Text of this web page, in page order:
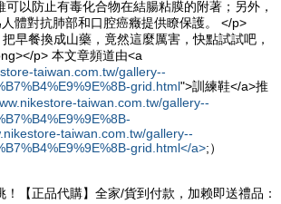
可以防止有毒化合物在結腸粘膜的附著；另外，
體對抗肺部和口腔癌癥提供瞭保護。 </p>
早餐換成山藥，竟然這麼厲害，快點試試吧，
章頻道由<a
taiwan.com.tw/gallery--
grid.html">訓練鞋</a>推
taiwan.com.tw/gallery--
taiwan.com.tw/gallery--
grid.html</a>;）
【正品代購】全家/貨到付款，加赖即送禮品：